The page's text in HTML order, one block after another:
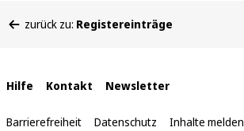
befinden
zurück zu: Registereinträge
Interne
Links
Hilfe Kontakt Newsletter
Barrierefreiheit Datenschutz Inhalte melden